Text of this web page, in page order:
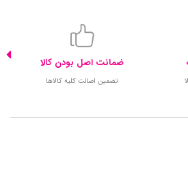
ضمانت اصل بودن کالا
تضمین اصالت کلیه کالاها